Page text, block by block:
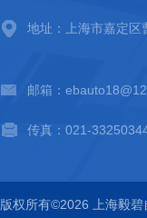
地址：上海市嘉定区
邮箱：
传真：021-
版权所有©2026 上海毅